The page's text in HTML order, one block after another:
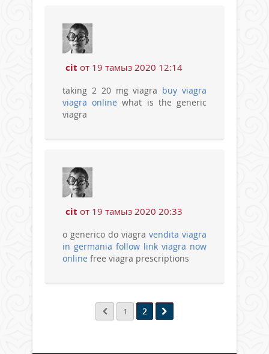
cit от 19 тамыз 2020 12:14
taking 2 20 mg viagra buy viagra
viagra online what is the generic
viagra
cit от 19 тамыз 2020 20:33
o generico do viagra vendita viagra
in germania follow link viagra now
online free viagra prescriptions
1 2